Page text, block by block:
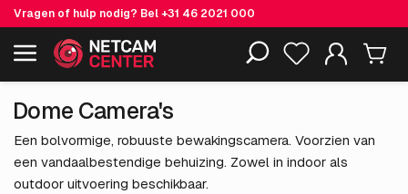
Vragen of hulp nodig? Bel+31 46 2021 000
Inclusief EOL-producten
Dome Camera's
Een bolvormige, robuuste bewakingscamera. Voorzien van
een vandaalbestendige behuizing. Zowel in indoor als
outdoor uitvoering beschikbaar.